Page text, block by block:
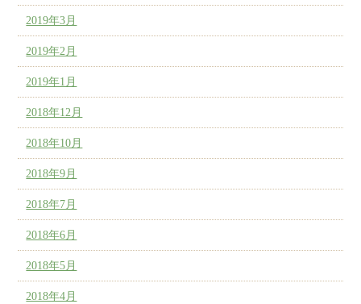
2019年3月
2019年2月
2019年1月
2018年12月
2018年10月
2018年9月
2018年7月
2018年6月
2018年5月
2018年4月